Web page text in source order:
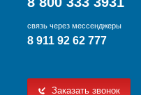
связь через мессенджеры
8 911 92 62 777
Заказать звонок